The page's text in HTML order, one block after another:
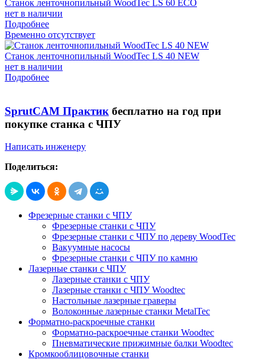
Станок ленточнопильный WoodTec LS 60 ECO
нет в наличии
Подробнее
Временно отсутствует
Станок ленточнопильный WoodTec LS 40 NEW
нет в наличии
Подробнее
SprutCAM Практик бесплатно на год при
покупке станка с ЧПУ
Написать инженеру
Поделиться:
Фрезерные станки с ЧПУ
Фрезерные станки с ЧПУ
Фрезерные станки с ЧПУ по дереву WoodTec
Вакуумные насосы
Фрезерные станки с ЧПУ по камню
Лазерные станки с ЧПУ
Лазерные станки с ЧПУ
Лазерные станки с ЧПУ Woodtec
Настольные лазерные граверы
Волоконные лазерные станки MetalTec
Форматно-раскроечные станки
Форматно-раскроечные станки Woodtec
Пневматические прижимные балки Woodtec
Кромкооблицовочные станки